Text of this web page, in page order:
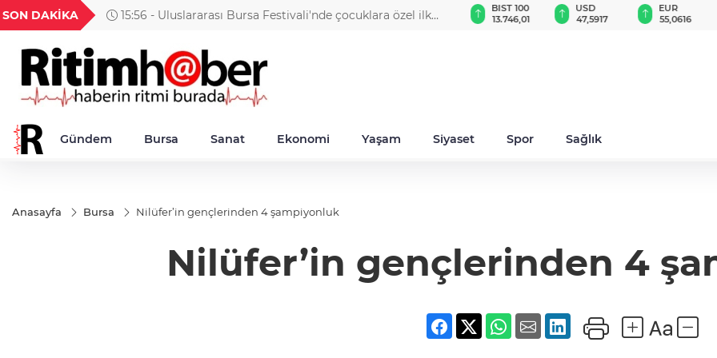
SON DAKİKA
15:56 - Uluslararası Bursa Festivali'nde çocuklara özel ilk
18,1995
TND
16,2318
BGN
28,0626
VND
0,0018
GAU/TRY
6.531,69
BIST 100
13.746,01
USD
47,5917
EUR
55,0616
Gündem Bursa Sanat Ekonomi Yaşam Siyaset Spor Sağlık
Anasayfa Bursa Nilüfer’in gençlerinden 4 şampiyonluk
Nilüfer’in gençlerinden 4